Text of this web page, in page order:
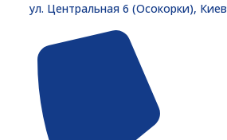
ул. Центральная 6 (Осокорки), Киев